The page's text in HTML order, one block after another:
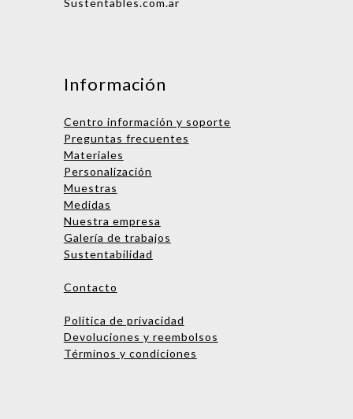
Información
Centro información y soporte
Preguntas frecuentes
Materiales
Personalización
Muestras
Medidas
Nuestra empresa
Galería de trabajos
Sustentabilidad
Contacto
Política de privacidad
Devoluciones y reembolsos
Términos y condiciones
Nombre
Empresa
Teléfono
Enviar consulta